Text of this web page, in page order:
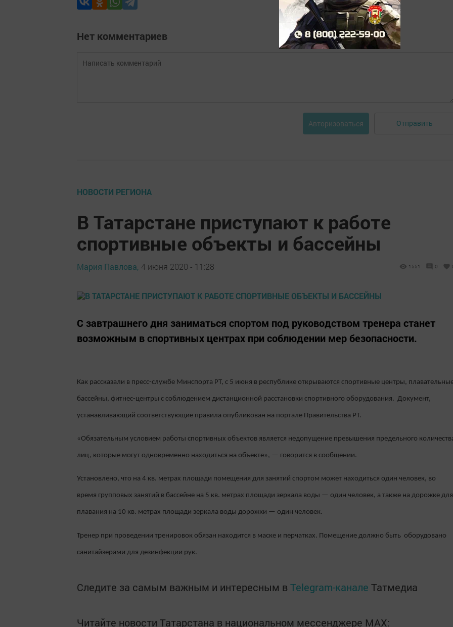
Нет комментариев
Авторизоваться Отправить
НОВОСТИ РЕГИОНА
​​​​​​​В Татарстане приступают к работе
спортивные объекты и бассейны
Мария Павлова, 4 июня 2020 - 11:28 1551 0
С завтрашнего дня заниматься спортом под руководством тренера станет
возможным в спортивных центрах при соблюдении мер безопасности.
Как рассказали в пресс-службе Минспорта РТ, с 5 июня в республике открываются спортивные центры,
бассейны, фитнес-центры с соблюдением дистанционной расстановки спортивного оборудования. Документ,
устанавливающий соответствующие правила опубликован на портале Правительства РТ.
«Обязательным условием работы спортивных объектов является недопущение превышения предельного
лиц, которые могут одновременно находиться на объекте», — говорится в сообщении.
Установлено, что на 4 кв. метрах площади помещения для занятий спортом может находиться один человек, во
время групповых занятий в бассейне на 5 кв. метрах площади зеркала воды — один человек, а также на дорожке для
плавания на 10 кв. метрах площади зеркала воды дорожки — один человек.
Тренер при проведении тренировок обязан находится в маске и перчатках. Помещение должно быть оборудовано
санитайзерами для дезинфекции рук.
Следите за самым важным и интересным в Telegram-канале Татмедиа
Читайте новости Татарстана в национальном мессенджере MАХ: